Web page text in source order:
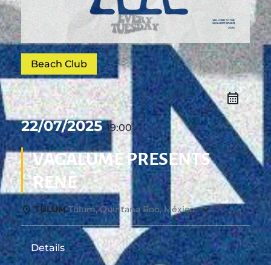
Beach Club
22/07/202519:00
VAGALUME PRESENTS
RENÊ
TULUM Tulum, Quintana Roo, México
Details